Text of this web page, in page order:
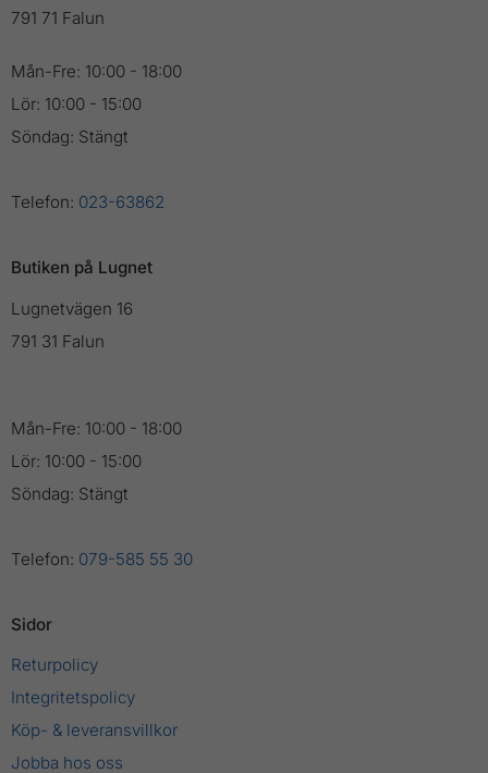
791 71 Falun
Mån-Fre: 10:00 - 18:00
Lör: 10:00 - 15:00
Söndag: Stängt
Telefon: 023-63862
Butiken på Lugnet
Lugnetvägen 16
791 31 Falun
Mån-Fre: 10:00 - 18:00
Lör: 10:00 - 15:00
Söndag: Stängt
Telefon: 079-585 55 30
Sidor
Returpolicy
Integritetspolicy
Köp- & leveransvillkor
Jobba hos oss